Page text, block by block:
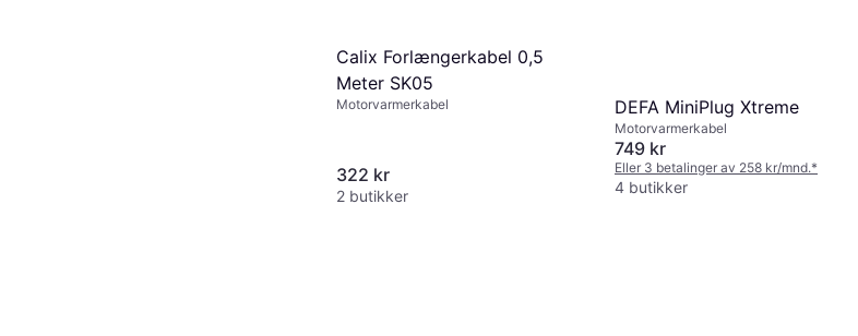
Calix Forlængerkabel 0,5
Meter SK05
Motorvarmerkabel
322 kr
2 butikker
DEFA MiniPlug Xtreme
Motorvarmerkabel
749 kr
Eller 3 betalinger av 258 kr/mnd.*
4 butikker